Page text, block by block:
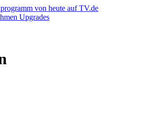
Upgrades